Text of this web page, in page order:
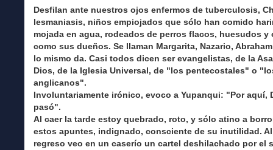
Desfilan ante nuestros ojos enfermos de tuberculosis,
lesmaniasis, niños empiojados que sólo han comido
mojada en agua, rodeados de perros flacos, huesudos y
como sus dueños. Se llaman Margarita, Nazario,
lo mismo da. Casi todos dicen ser evangelistas, de la
Dios, de la Iglesia Universal, de "los pentecostales" o
anglicanos".
Involuntariamente irónico, evoco a Yupanqui: "Por aquí,
pasó".
Al caer la tarde estoy quebrado, roto, y sólo atino a
estos apuntes, indignado, consciente de su inutilidad.
regreso veo en un caserío un cartel deshilachado por el